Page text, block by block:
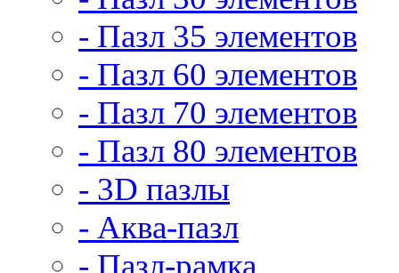
- Пазл 35 элементов
- Пазл 60 элементов
- Пазл 70 элементов
- Пазл 80 элементов
- 3D пазлы
- Аква-пазл
- Пазл-рамка